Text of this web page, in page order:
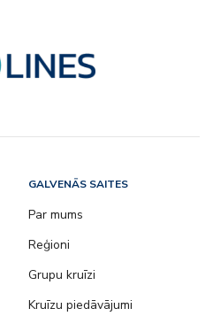
GALVENĀS SAITES
Par mums
Reģioni
Grupu kruīzi
Kruīzu piedāvājumi